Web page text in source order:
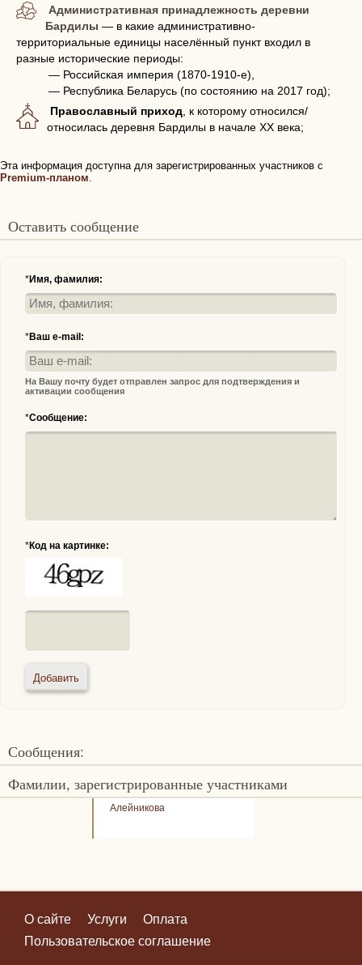
Административная принадлежность деревни
Бардилы — в какие административно-
территориальные единицы населённый пункт входил в
разные исторические периоды:
— Российская империя (1870-1910-е),
— Республика Беларусь (по состоянию на 2017 год);
Православный приход, к которому относился/
относилась деревня Бардилы в начале XX века;
Эта информация доступна для зарегистрированных участников с
Premium-планом.
Оставить сообщение
*Имя, фамилия:
*Ваш e-mail:
На Вашу почту будет отправлен запрос для подтверждения и
активации сообщения
*Сообщение:
*Код на картинке:
Сообщения:
Фамилии, зарегистрированные участниками
Алейникова
О сайте Услуги
Оплата
Пользовательское соглашение